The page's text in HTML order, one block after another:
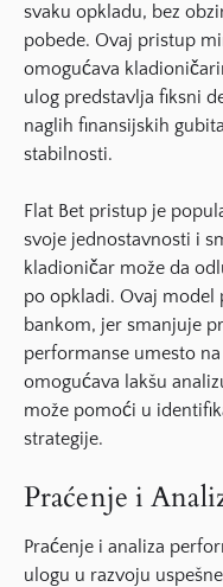
svaku opkladu, bez
pobede. Ovaj pristup
omogućava
ulog predstavlja fiksni
naglih finansijskih
stabilnosti.
Flat Bet pristup je
svoje jednostavnosti i
kladioničar može da
po opkladi. Ovaj model
bankom, jer smanjuje
performanse umesto
omogućava lakšu
može pomoći u
strategije.
Praćenje i
Praćenje i analiza
ulogu u razvoju